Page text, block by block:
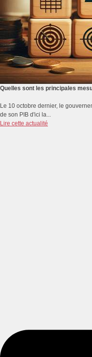
Quelles sont les principales
Le 10 octobre dernier, le
de son PIB d'ici la...
Lire cette actualité